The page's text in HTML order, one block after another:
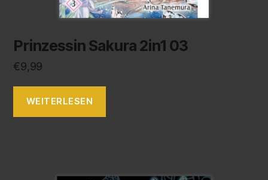
Prinzessin Sakura 2in1 03
€9,99
WEITERLESEN